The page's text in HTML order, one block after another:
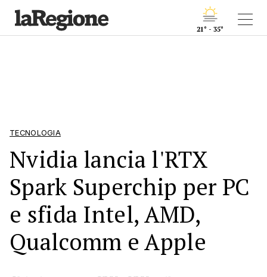
21° - 35°
TECNOLOGIA
Nvidia lancia l'RTX
Spark Superchip per PC
e sfida Intel, AMD,
Qualcomm e Apple